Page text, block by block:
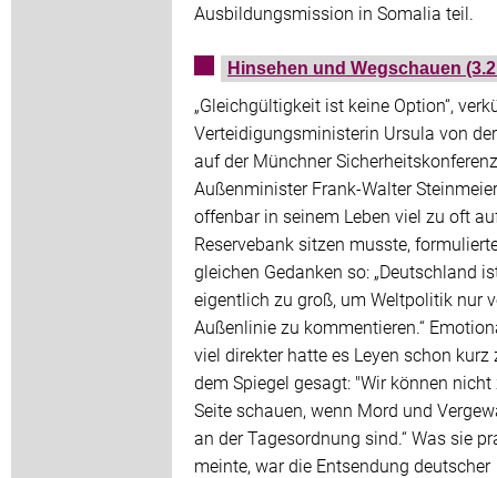
Ausbildungsmission in Somalia teil.
Hinsehen und Wegschauen
„Gleichgültigkeit ist keine Option“,
Verteidigungsministerin Ursula von
auf der Münchner
Außenminister Frank-Walter
offenbar in seinem Leben viel zu oft
Reservebank sitzen musste,
gleichen Gedanken so: „Deutschland
eigentlich zu groß, um Weltpolitik nur
Außenlinie zu kommentieren.“
viel direkter hatte es Leyen schon kurz
dem Spiegel gesagt: "Wir können nicht
Seite schauen, wenn Mord und
an der Tagesordnung sind.“ Was sie
meinte, war die Entsendung deutscher